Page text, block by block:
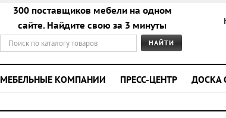
300 поставщиков мебели на одном
сайте. Найдите свою за 3 минуты
МЕБЕЛЬНЫЕ КОМПАНИИ ПРЕСС-ЦЕНТР ДОСКА